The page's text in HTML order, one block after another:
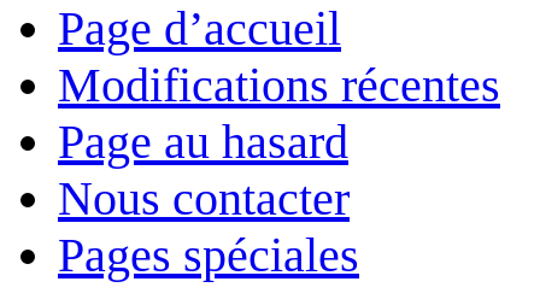
Page d’accueil
Modifications récentes
Page au hasard
Nous contacter
Pages spéciales